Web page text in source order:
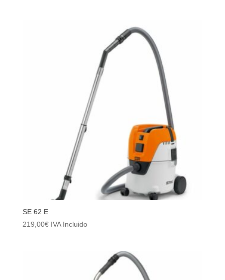
SE 62 E
219,00€ IVA Incluido